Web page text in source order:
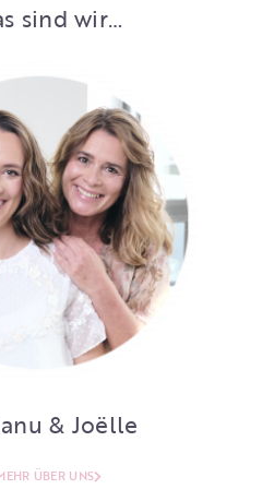
sind wir…
& Joëlle
ÜBER UNS